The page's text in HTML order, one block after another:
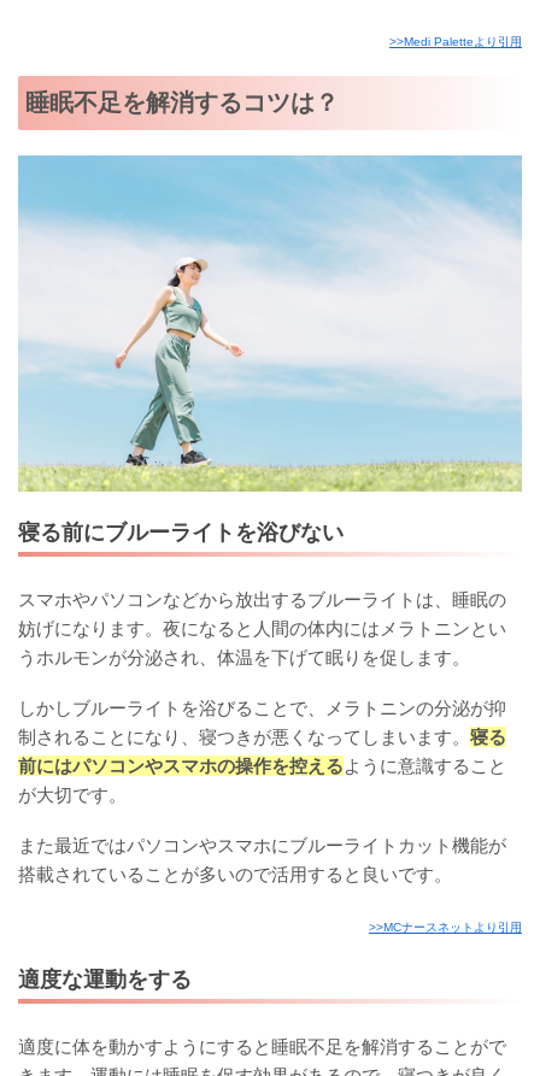
>>Medi Paletteより引用
睡眠不足を解消するコツは？
寝る前にブルーライトを浴びない
スマホやパソコンなどから放出するブルーライトは、睡眠の
妨げになります。夜になると人間の体内にはメラトニンとい
うホルモンが分泌され、体温を下げて眠りを促します。
しかしブルーライトを浴びることで、メラトニンの分泌が抑
制されることになり、寝つきが悪くなってしまいます。 寝る
前にはパソコンやスマホの操作を控えるように意識すること
が大切です。
また最近ではパソコンやスマホにブルーライトカット機能が
搭載されていることが多いので活用すると良いです。
>>MCナースネットより引用
適度な運動をする
適度に体を動かすようにすると睡眠不足を解消することがで